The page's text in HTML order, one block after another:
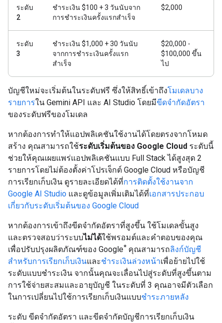
ระดับ
2
ชำระเงิน $100 + 3 วันนับจาก
การชำระเงินครั้งแรกสำเร็จ
$2,000
ระดับ
3
ชำระเงิน $1,000 + 30 วันนับ
จากการชำระเงินครั้งแรก
สำเร็จ
$20,000 -
$100,000 ขึ้น
ไป
บัญชีใหม่จะเริ่มต้นในระดับฟรี ซึ่งให้สิทธิ์เข้าถึงโมเดลบาง
รายการใน Gemini API และ AI Studio โดยมีขีดจำกัดอัตรา
ของระดับฟรีของโมเดล
หากต้องการทําให้แอปพลิเคชันใช้งานได้โดยตรงจากโหมด
สร้าง คุณสามารถใช้ระดับเริ่มต้นของ Google Cloud ระดับนี้
ช่วยให้คุณเผยแพร่แอปพลิเคชันแบบ Full Stack ได้สูงสุด 2
รายการโดยไม่ต้องตั้งค่าโปรเจ็กต์ Google Cloud หรือบัญชี
การเรียกเก็บเงิน ดูรายละเอียดได้ที่การติดตั้งใช้งานจาก
Google AI Studio และดูข้อมูลเพิ่มเติมได้ที่เอกสารประกอบ
เกี่ยวกับระดับเริ่มต้นของ Google Cloud
หากต้องการเข้าถึงขีดจำกัดอัตราที่สูงขึ้น ใช้โมเดลขั้นสูง
และตรวจสอบว่าระบบไม่ได้ใช้พรอมต์และคำตอบของคุณ
เพื่อปรับปรุงผลิตภัณฑ์ของ Google* คุณสามารถลิงก์บัญชี
สำหรับการเรียกเก็บเงินและชำระเงินล่วงหน้าเพื่อย้ายไปใช้
ระดับแบบชำระเงิน จากนั้นคุณจะเลื่อนไปสู่ระดับที่สูงขึ้นตาม
การใช้จ่ายสะสมและอายุบัญชี ในระดับที่ 3 คุณอาจมีตัวเลือก
ในการเปลี่ยนไปใช้การเรียกเก็บเงินแบบชำระภายหลัง
ระดับ ขีดจำกัดอัตรา และขีดจำกัดบัญชีการเรียกเก็บเงิน